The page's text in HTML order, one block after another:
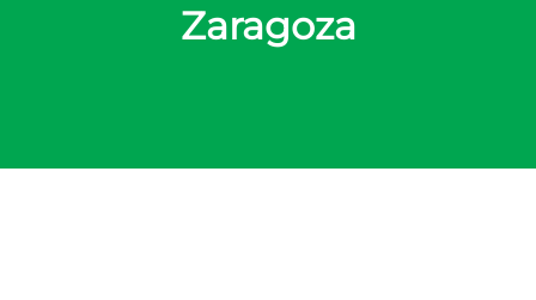
Zaragoza